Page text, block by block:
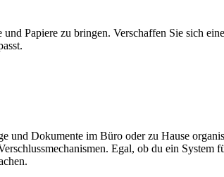
Papiere zu bringen. Verschaffen Sie sich
und Dokumente im Büro oder zu Hause
Egal, ob du ein